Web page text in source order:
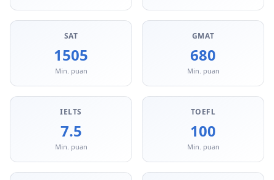
SAT
1505
Min. puan
GMAT
680
Min. puan
IELTS
7.5
Min. puan
TOEFL
100
Min. puan